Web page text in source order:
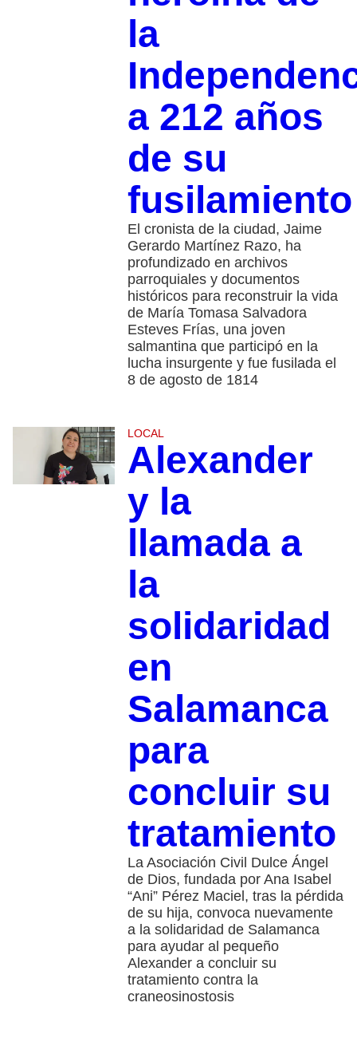
la
a 212 años
de su
fusilamiento
El cronista de la ciudad, Jaime
Gerardo Martínez Razo, ha
profundizado en archivos
parroquiales y documentos
históricos para reconstruir la vida
de María Tomasa Salvadora
Esteves Frías, una joven
salmantina que participó en la
lucha insurgente y fue fusilada el
8 de agosto de 1814
LOCAL
Alexander
y la
llamada a
la
solidaridad
en
Salamanca
para
concluir su
tratamiento
La Asociación Civil Dulce Ángel
de Dios, fundada por Ana Isabel
“Ani” Pérez Maciel, tras la pérdida
de su hija, convoca nuevamente
a la solidaridad de Salamanca
para ayudar al pequeño
Alexander a concluir su
tratamiento contra la
craneosinostosis